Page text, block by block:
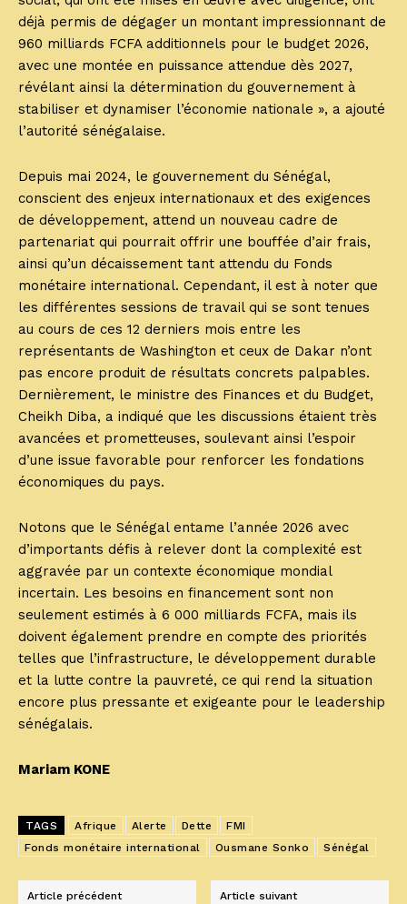
déjà permis de dégager un montant impressionnant de
960 milliards FCFA additionnels pour le budget 2026,
avec une montée en puissance attendue dès 2027,
révélant ainsi la détermination du gouvernement à
stabiliser et dynamiser l’économie nationale », a ajouté
l’autorité sénégalaise.
Depuis mai 2024, le gouvernement du Sénégal,
conscient des enjeux internationaux et des exigences
de développement, attend un nouveau cadre de
partenariat qui pourrait offrir une bouffée d’air frais,
ainsi qu’un décaissement tant attendu du Fonds
monétaire international. Cependant, il est à noter que
les différentes sessions de travail qui se sont tenues
au cours de ces 12 derniers mois entre les
représentants de Washington et ceux de Dakar n’ont
pas encore produit de résultats concrets palpables.
Dernièrement, le ministre des Finances et du Budget,
Cheikh Diba, a indiqué que les discussions étaient très
avancées et prometteuses, soulevant ainsi l’espoir
d’une issue favorable pour renforcer les fondations
économiques du pays.
Notons que le Sénégal entame l’année 2026 avec
d’importants défis à relever dont la complexité est
aggravée par un contexte économique mondial
incertain. Les besoins en financement sont non
seulement estimés à 6 000 milliards FCFA, mais ils
doivent également prendre en compte des priorités
telles que l’infrastructure, le développement durable
et la lutte contre la pauvreté, ce qui rend la situation
encore plus pressante et exigeante pour le leadership
sénégalais.
Mariam KONE
TAGS Afrique Alerte Dette
FMI
Fonds monétaire international
Ousmane Sonko Sénégal
Article précédent Article suivant